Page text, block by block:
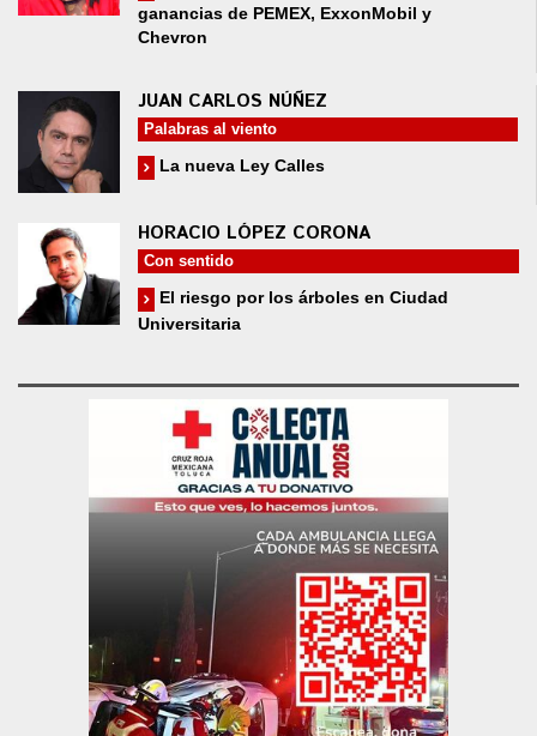
ganancias de PEMEX, ExxonMobil y
Chevron
JUAN CARLOS NÚÑEZ
Palabras al viento
La nueva Ley Calles
HORACIO LÓPEZ CORONA
Con sentido
El riesgo por los árboles en Ciudad
Universitaria